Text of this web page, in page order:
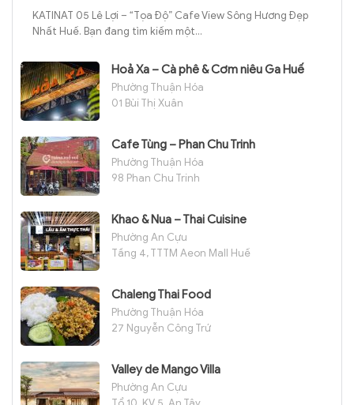
KATINAT 05 Lê Lợi – “Tọa Độ” Cafe View Sông Hương Đẹp
Nhất Huế. Bạn đang tìm kiếm một...
Hoả Xa – Cà phê & Cơm niêu Ga Huế
Phường Thuận Hóa
01 Bùi Thị Xuân
Cafe Tùng – Phan Chu Trinh
Phường Thuận Hóa
98 Phan Chu Trinh
Khao & Nua – Thai Cuisine
Phường An Cựu
Tầng 4, TTTM Aeon Mall Huế
Chaleng Thai Food
Phường Thuận Hóa
27 Nguyễn Công Trứ
Valley de Mango Villa
Phường An Cựu